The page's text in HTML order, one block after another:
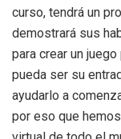
curso, tendrá un
demostrará sus
para crear un
pueda ser su
ayudarlo a
por eso que